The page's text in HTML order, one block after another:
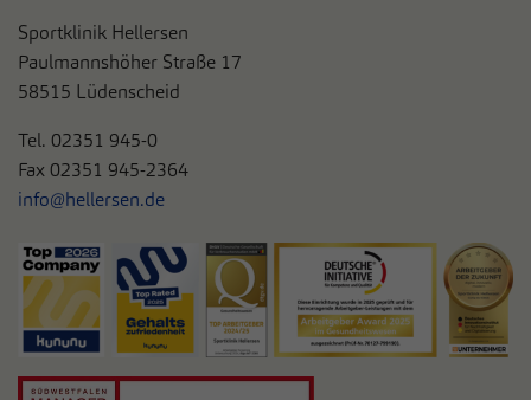
Sportklinik Hellersen
Paulmannshöher Straße 17
58515 Lüdenscheid
Tel. 02351 945-0
Fax 02351 945-2364
info@hellersen.de